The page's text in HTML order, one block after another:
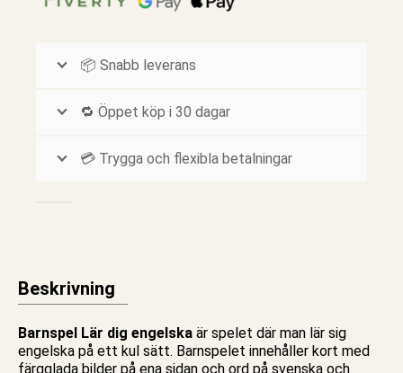
📦 Snabb leverans
🔁 Öppet köp i 30 dagar
💳 Trygga och flexibla betalningar
Beskrivning
Barnspel Lär dig engelska är spelet där man lär sig
engelska på ett kul sätt. Barnspelet innehåller kort med
färgglada bilder på ena sidan och ord på svenska och